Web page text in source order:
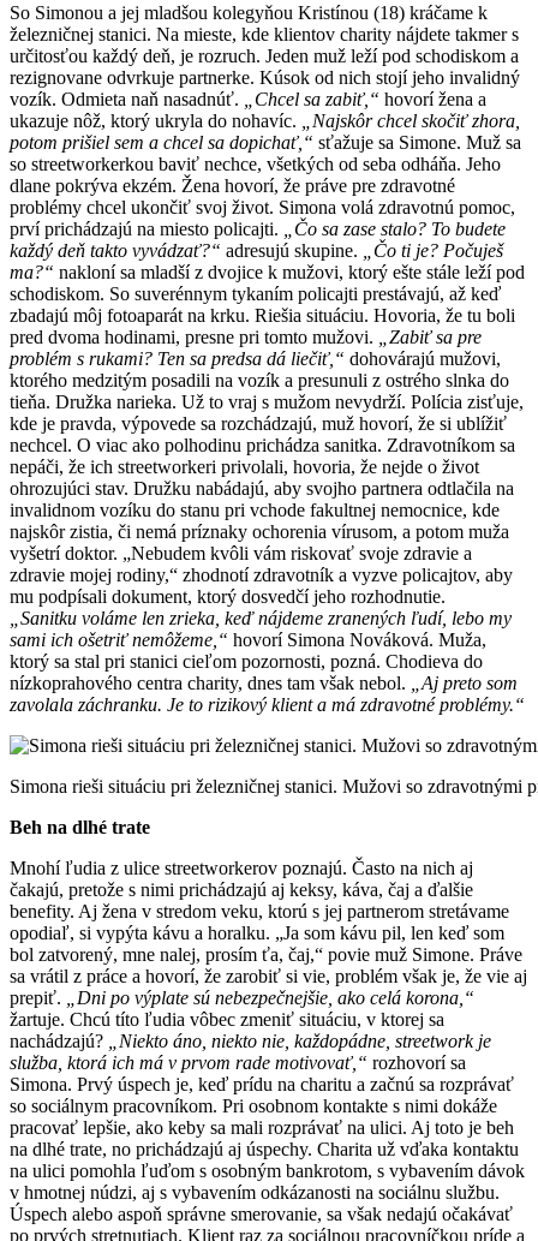
So Simonou a jej mladšou kolegyňou Kristínou (18) kráčame k
železničnej stanici. Na mieste, kde klientov charity nájdete takmer s
určitosťou každý deň, je rozruch. Jeden muž leží pod schodiskom a
rezignovane odvrkuje partnerke. Kúsok od nich stojí jeho invalidný
vozík. Odmieta naň nasadnúť.
„Chcel sa zabiť,“ hovorí žena a
ukazuje nôž, ktorý ukryla do nohavíc.
„Najskôr chcel skočiť zhora,
potom prišiel sem a chcel sa dopichať,“ sťažuje sa Simone. Muž sa
so streetworkerkou baviť nechce, všetkých od seba odháňa. Jeho
dlane pokrýva ekzém. Žena hovorí, že práve pre zdravotné
problémy chcel ukončiť svoj život. Simona volá zdravotnú pomoc,
prví prichádzajú na miesto policajti.
„Čo sa zase stalo? To budete
každý deň takto vyvádzať?“ adresujú skupine.
„Čo ti je? Počuješ
ma?“ nakloní sa mladší z dvojice k mužovi, ktorý ešte stále leží pod
schodiskom. So suverénnym tykaním policajti prestávajú, až keď
zbadajú môj fotoaparát na krku. Riešia situáciu. Hovoria, že tu boli
pred dvoma hodinami, presne pri tomto mužovi.
„Zabiť sa pre
problém s rukami? Ten sa predsa dá liečiť,“ dohovárajú mužovi,
ktorého medzitým posadili na vozík a presunuli z ostrého slnka do
tieňa. Družka narieka. Už to vraj s mužom nevydrží. Polícia zisťuje,
kde je pravda, výpovede sa rozchádzajú, muž hovorí, že si ublížiť
nechcel. O viac ako polhodinu prichádza sanitka. Zdravotníkom sa
nepáči, že ich streetworkeri privolali, hovoria, že nejde o život
ohrozujúci stav. Družku nabádajú, aby svojho partnera odtlačila na
invalidnom vozíku do stanu pri vchode fakultnej nemocnice, kde
najskôr zistia, či nemá príznaky ochorenia vírusom, a potom muža
vyšetrí doktor. „Nebudem kvôli vám riskovať svoje zdravie a
zdravie mojej rodiny,“ zhodnotí zdravotník a vyzve policajtov, aby
mu podpísali dokument, ktorý dosvedčí jeho rozhodnutie.
„Sanitku voláme len zrieka, keď nájdeme zranených ľudí, lebo my
sami ich ošetriť nemôžeme,“ hovorí Simona Nováková. Muža,
ktorý sa stal pri stanici cieľom pozornosti, pozná. Chodieva do
nízkoprahového centra charity, dnes tam však nebol. „Aj preto som
zavolala záchranku. Je to rizikový klient a má zdravotné problémy.“
Simona rieši situáciu pri železničnej stanici. Mužovi so zdravotnými
Beh na dlhé trate
Mnohí ľudia z ulice streetworkerov poznajú. Často na nich aj
čakajú, pretože s nimi prichádzajú aj keksy, káva, čaj a ďalšie
benefity. Aj žena v stredom veku, ktorú s jej partnerom stretávame
opodiaľ, si vypýta kávu a horalku. „Ja som kávu pil, len keď som
bol zatvorený, mne nalej, prosím ťa, čaj,“ povie muž Simone. Práve
sa vrátil z práce a hovorí, že zarobiť si vie, problém však je, že vie aj
prepiť.
„Dni po výplate sú nebezpečnejšie, ako celá korona,“
žartuje. Chcú títo ľudia vôbec zmeniť situáciu, v ktorej sa
nachádzajú?
„Niekto áno, niekto nie, každopádne, streetwork je
služba, ktorá ich má v prvom rade motivovať,“ rozhovorí sa
Simona. Prvý úspech je, keď prídu na charitu a začnú sa rozprávať
so sociálnym pracovníkom. Pri osobnom kontakte s nimi dokáže
pracovať lepšie, ako keby sa mali rozprávať na ulici. Aj toto je beh
na dlhé trate, no prichádzajú aj úspechy. Charita už vďaka kontaktu
na ulici pomohla ľuďom s osobným bankrotom, s vybavením dávok
v hmotnej núdzi, aj s vybavením odkázanosti na sociálnu službu.
Úspech alebo aspoň správne smerovanie, sa však nedajú očakávať
po prvých stretnutiach. Klient raz za sociálnou pracovníčkou príde a